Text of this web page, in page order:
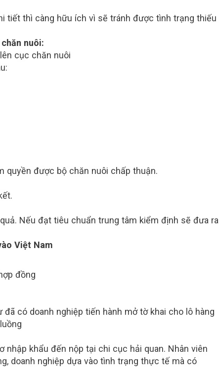
tiết thì càng hữu ích vì sẽ tránh được tình trạng thiếu
nuôi:
cục chăn nuôi
quyền được bộ chăn nuôi chấp thuận.
Nếu đạt tiêu chuẩn trung tâm kiểm định sẽ đưa ra
Việt Nam
đồng
có doanh nghiệp tiến hành mở tờ khai cho lô hàng
khẩu đến nộp tại chi cục hải quan. Nhân viên
doanh nghiệp dựa vào tình trạng thực tế mà có